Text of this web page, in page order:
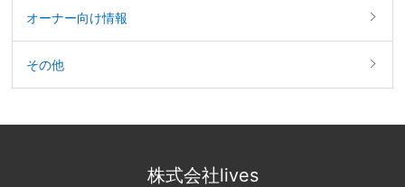
オーナー向け情報
その他
株式会社lives